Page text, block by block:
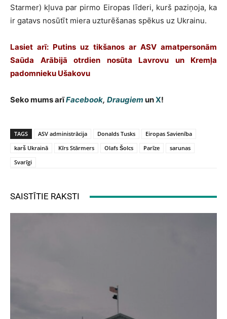
Starmer) kļuva par pirmo Eiropas līderi, kurš paziņoja, ka
ir gatavs nosūtīt miera uzturēšanas spēkus uz Ukrainu.
Lasiet arī: Putins uz tikšanos ar ASV amatpersonām
Saūda Arābijā otrdien nosūta Lavrovu un Kremļa
padomnieku Ušakovu
Seko mums arīFacebook, Draugiem unX!
TAGS ASV administrācija Donalds Tusks
Eiropas Savienība
karš Ukrainā
Kīrs Stārmers Olafs Šolcs Parīze
sarunas
Svarīgi
SAISTĪTIE RAKSTI